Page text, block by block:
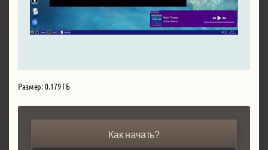
Размер: 0.179 ГБ
Как начать?